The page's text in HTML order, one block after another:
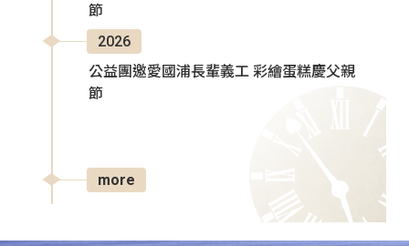
節
2026
公益團邀愛國浦長輩義工 彩繪蛋糕慶父親
節
more